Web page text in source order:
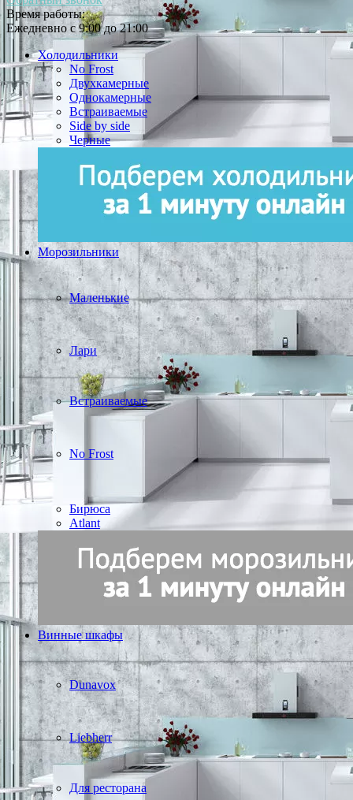
Время работы:
Ежедневно с 9:00 до 21:00
Холодильники
No Frost
Двухкамерные
Однокамерные
Встраиваемые
Side by side
Черные
Морозильники
Маленькие
Лари
Встраиваемые
No Frost
Бирюса
Atlant
Винные шкафы
Dunavox
Liebherr
Для ресторана